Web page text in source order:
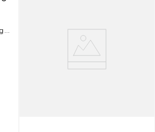
Alça De Ombro